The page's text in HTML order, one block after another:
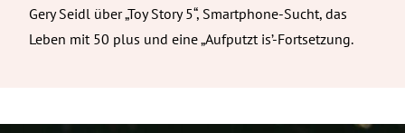
Gery Seidl über „Toy Story 5“, Smartphone-Sucht, das
Leben mit 50 plus und eine „Aufputzt is’-Fortsetzung.